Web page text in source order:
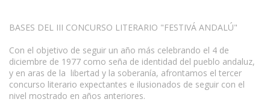
BASES DEL III CONCURSO LITERARIO "FESTIVÁ ANDALÚ"
Con el objetivo de seguir un año más celebrando el 4 de
diciembre de 1977 como seña de identidad del pueblo andaluz,
y en aras de la libertad y la soberanía, afrontamos el tercer
concurso literario expectantes e ilusionados de seguir con el
nivel mostrado en años anteriores.